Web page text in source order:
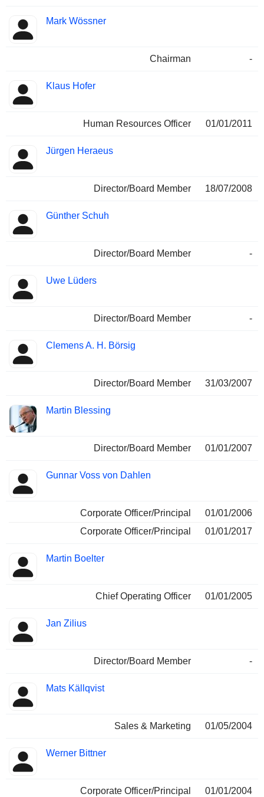
Mark Wössner
Chairman -
Klaus Hofer
Human Resources Officer 01/01/2011
Jürgen Heraeus
Director/Board Member 18/07/2008
Günther Schuh
Director/Board Member -
Uwe Lüders
Director/Board Member -
Clemens A. H. Börsig
Director/Board Member 31/03/2007
Martin Blessing
Director/Board Member 01/01/2007
Gunnar Voss von Dahlen
Corporate Officer/Principal
01/01/2006
Corporate Officer/Principal
01/01/2017
Martin Boelter
Chief Operating Officer 01/01/2005
Jan Zilius
Director/Board Member -
Mats Källqvist
Sales & Marketing 01/05/2004
Werner Bittner
Corporate Officer/Principal 01/01/2004